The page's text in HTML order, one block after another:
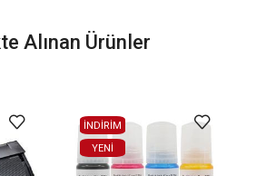
Alınan Ürünler
İNDİRİM
YENI